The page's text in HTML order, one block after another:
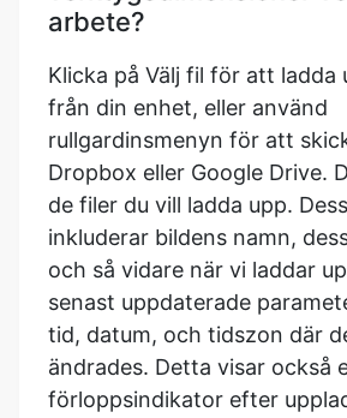
från din enhet, eller använd
Dropbox eller Google Drive.
de filer du vill ladda upp.
inkluderar bildens namn,
och så vidare när vi laddar
senast uppdaterade
tid, datum, och tidszon där
ändrades. Detta visar också
förloppsindikator efter
innan vi börjar ändra bildfilen
upp. Det gör att användaren
bildens proportioner genom